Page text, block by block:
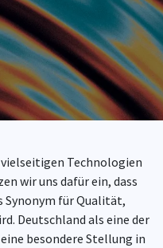
Technologien
wir uns dafür ein, dass
Synonym für Qualität,
Deutschland als eine der
besondere Stellung in